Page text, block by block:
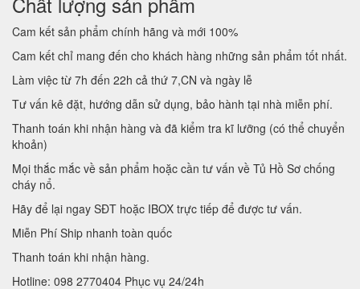
Cam kết sản phẩm chính hãng và mới 100%
Cam kết chỉ mang đến cho khách hàng những sản phẩm tốt nhất.
Làm việc từ 7h đến 22h cả thứ 7,CN và ngày lễ
Tư vấn kê đặt, hướng dẫn sử dụng, bảo hành tại nhà miễn phí.
Thanh toán khi nhận hàng và đã kiểm tra kĩ lưỡng (có thể chuyển
khoản)
Mọi thắc mắc về sản phẩm hoặc cần tư vấn về Tủ Hồ Sơ chống
cháy nổ.
Hãy để lại ngay SĐT hoặc IBOX trực tiếp để được tư vấn.
Miễn Phí Ship nhanh toàn quốc
Thanh toán khi nhận hàng.
Hotline: 098 2770404 Phục vụ 24/24h